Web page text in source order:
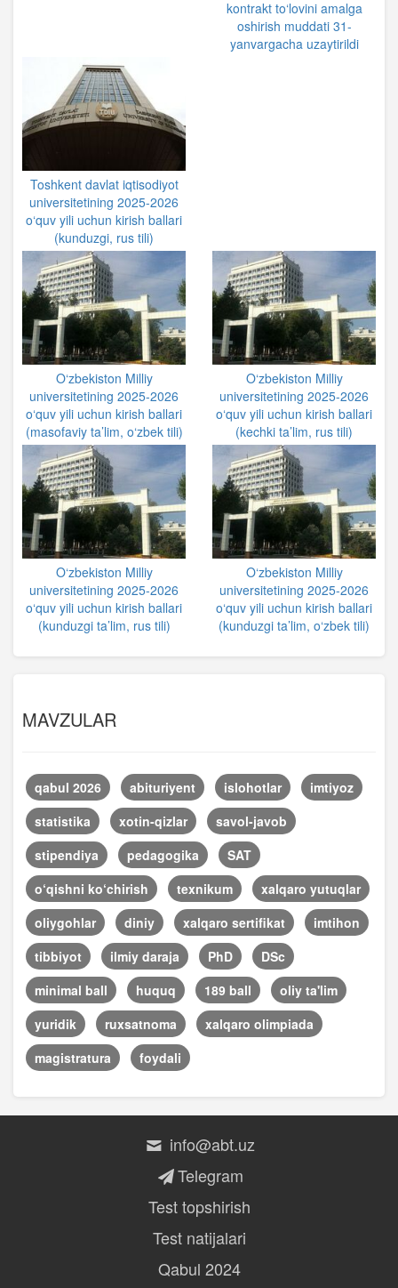
kontrakt to‘lovini amalga
oshirish muddati 31-
yanvargacha uzaytirildi
Toshkent davlat iqtisodiyot
universitetining 2025-2026
o‘quv yili uchun kirish ballari
(kunduzgi, rus tili)
O‘zbekiston Milliy
universitetining 2025-2026
o‘quv yili uchun kirish ballari
(masofaviy ta’lim, o‘zbek tili)
O‘zbekiston Milliy
universitetining 2025-2026
o‘quv yili uchun kirish ballari
(kechki ta’lim, rus tili)
O‘zbekiston Milliy
universitetining 2025-2026
o‘quv yili uchun kirish ballari
(kunduzgi ta’lim, rus tili)
O‘zbekiston Milliy
universitetining 2025-2026
o‘quv yili uchun kirish ballari
(kunduzgi ta’lim, o‘zbek tili)
MAVZULAR
qabul 2026 abituriyent islohotlar
imtiyoz
statistika
xotin-qizlar
savol-javob
stipendiya
pedagogika
SAT
o‘qishni ko‘chirish
texnikum
xalqaro yutuqlar
oliygohlar
diniy xalqaro sertifikat
imtihon
tibbiyot
ilmiy daraja PhD
DSc
minimal ball
huquq 189 ball
oliy ta'lim
yuridik
ruxsatnoma
xalqaro olimpiada
magistratura
foydali
info@abt.uz
Telegram
Test topshirish
Test natijalari
Qabul 2024